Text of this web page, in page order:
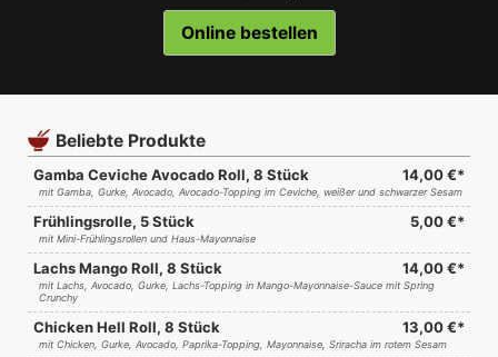
Online bestellen
Beliebte Produkte
Gamba Ceviche Avocado Roll, 8 Stück 14,00 €*
mit Gamba, Gurke, Avocado, Avocado-Topping im Ceviche, weißer und schwarzer Sesam
Frühlingsrolle, 5 Stück 5,00 €*
mit Mini-Frühlingsrollen und Haus-Mayonnaise
Lachs Mango Roll, 8 Stück 14,00 €*
mit Lachs, Avocado, Gurke, Lachs-Topping in Mango-Mayonnaise-Sauce mit Spring
Crunchy
Chicken Hell Roll, 8 Stück 13,00 €*
mit Chicken, Gurke, Avocado, Paprika-Topping, Mayonnaise, Sriracha im rotem Sesam